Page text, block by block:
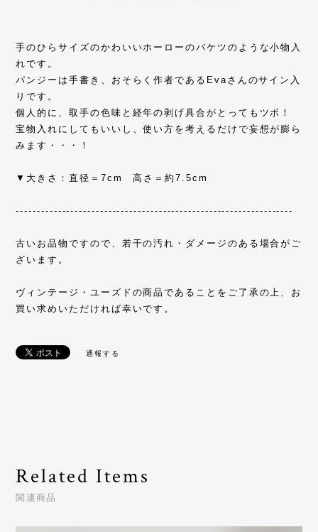
手のひらサイズのかわいいホーローのバケツのような小物入
れです。
パンジーは手書き、おそらく作者であるEvaさんのサイン入
りです。
個人的に、取手の色味と経年の剥げ具合がとってもツボ！
宝物入れにしてもいいし、使い方を考えるだけで妄想が膨ら
みます・・・！
▼大きさ：直径＝7cm 高さ＝約7.5cm
------------------------------------------------------------------
古いお品物ですので、若干の汚れ・ダメージのある場合がご
ざいます。
ヴィンテージ・ユーズドの商品であることをご了承の上、お
買い求めいただければ幸いです。
通報する
Related Items
関連商品